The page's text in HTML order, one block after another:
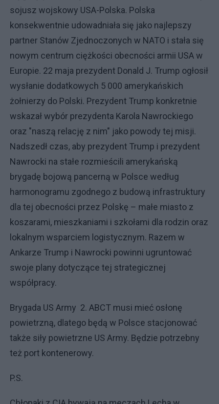
sojusz wojskowy USA-Polska. Polska
konsekwentnie udowadniała się jako najlepszy
partner Stanów Zjednoczonych w NATO i stała się
nowym centrum ciężkości obecności armii USA w
Europie. 22 maja prezydent Donald J. Trump ogłosił
wysłanie dodatkowych 5 000 amerykańskich
żołnierzy do Polski. Prezydent Trump konkretnie
wskazał wybór prezydenta Karola Nawrockiego
oraz "naszą relację z nim" jako powody tej misji.
Nadszedł czas, aby prezydent Trump i prezydent
Nawrocki na stałe rozmieścili amerykańską
brygadę bojową pancerną w Polsce według
harmonogramu zgodnego z budową infrastruktury
dla tej obecności przez Polskę – małe miasto z
koszarami, mieszkaniami i szkołami dla rodzin oraz
lokalnym wsparciem logistycznym. Razem w
Ankarze Trump i Nawrocki powinni ugruntować
swoje plany dotyczące tej strategicznej
współpracy.
Brygada US Army 2. ABCT musi mieć osłonę
powietrzną, dlatego będą w Polsce stacjonować
także siły powietrzne US Army. Będzie potrzebny
też port kontenerowy.
P.S.